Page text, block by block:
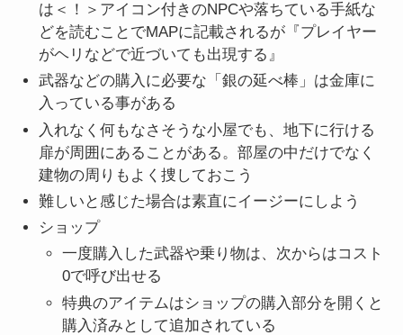
は＜！＞アイコン付きのNPCや落ちている手紙な
どを読むことでMAPに記載されるが『プレイヤー
がヘリなどで近づいても出現する』
武器などの購入に必要な「銀の延べ棒」は金庫に
入っている事がある
入れなく何もなさそうな小屋でも、地下に行ける
扉が周囲にあることがある。部屋の中だけでなく
建物の周りもよく捜しておこう
難しいと感じた場合は素直にイージーにしよう
ショップ
一度購入した武器や乗り物は、次からはコスト
0で呼び出せる
特典のアイテムはショップの購入部分を開くと
購入済みとして追加されている